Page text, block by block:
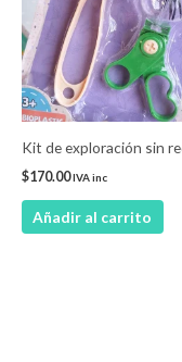
Kit de exploración sin
$170.00IVA inc
Añadir al carrito